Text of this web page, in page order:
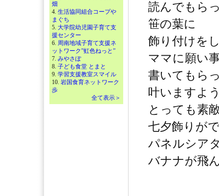
畑
4. 生活協同組合コープや
まぐち
5. 大学院幼児園子育て支
援センター
6. 周南地域子育て支援ネ
ットワーク”虹色ねっと”
7. みやさぽ
8. 子ども食堂 とまと
9. 学習支援教室スマイル
10. 岩国食育ネットワーク
歩
全て表示＞
読んでもら
笹の葉に
飾り付けを
ママに願い
書いてもら
叶いますよ
とっても素
七夕飾りが
パネルシア
バナナが飛